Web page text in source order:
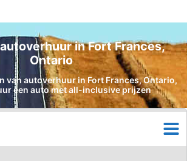
in Fort Frances,
Ontario
van autoverhuur in Fort Frances, Ontario,
een auto met all-inclusive prijzen